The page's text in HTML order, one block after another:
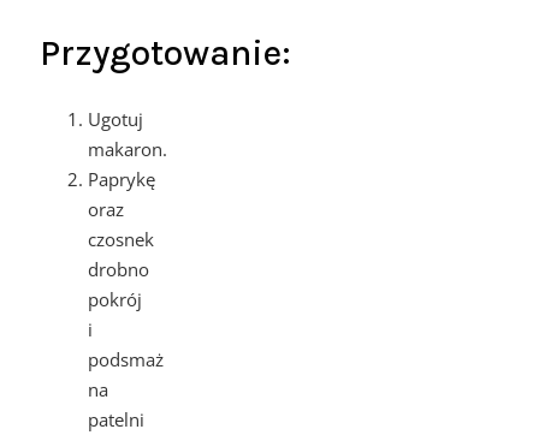
Przygotowanie:
Ugotuj
makaron.
Paprykę
oraz
czosnek
drobno
pokrój
i
podsmaż
na
patelni